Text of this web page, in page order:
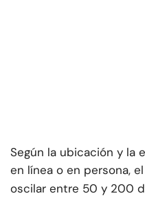
Según la ubicación y la
en línea o en persona,
oscilar entre 50 y 200